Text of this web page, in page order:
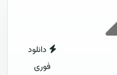
دانلود
فوری